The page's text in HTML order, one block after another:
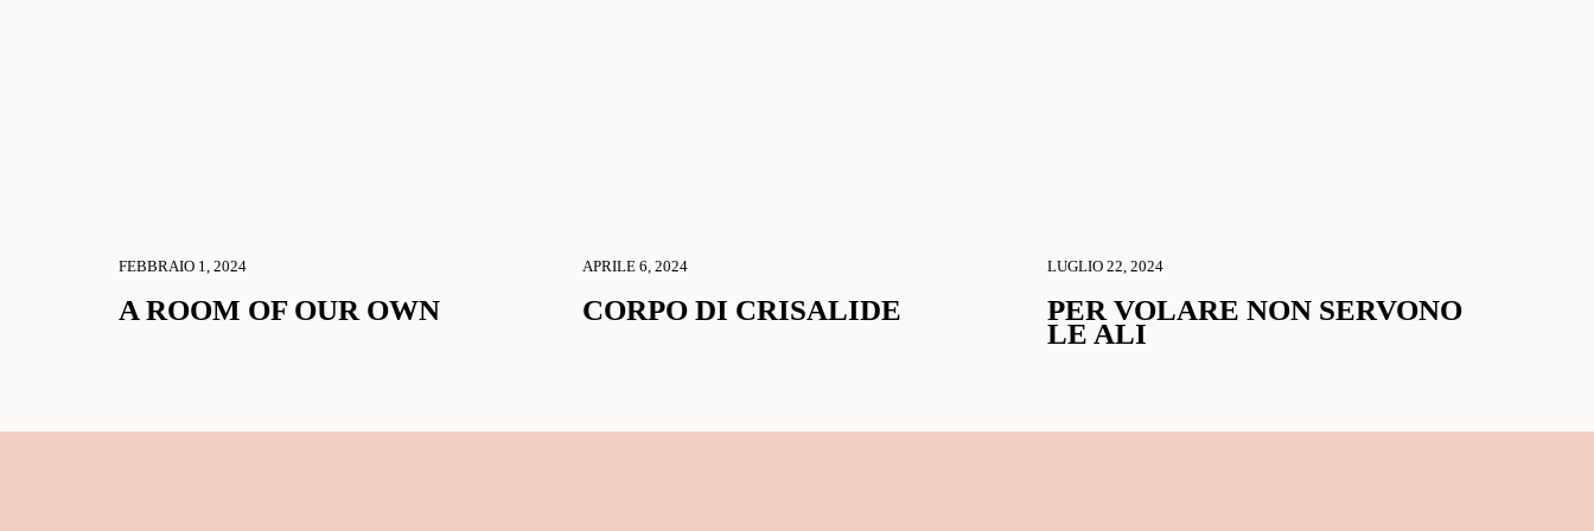
FEBBRAIO 1, 2024
A ROOM OF OUR OWN
APRILE 6, 2024
CORPO DI CRISALIDE
LUGLIO 22, 2024
PER VOLARE NON SERVONO
LE ALI